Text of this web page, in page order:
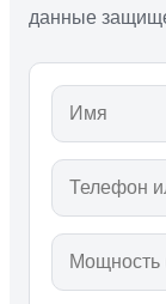
данные